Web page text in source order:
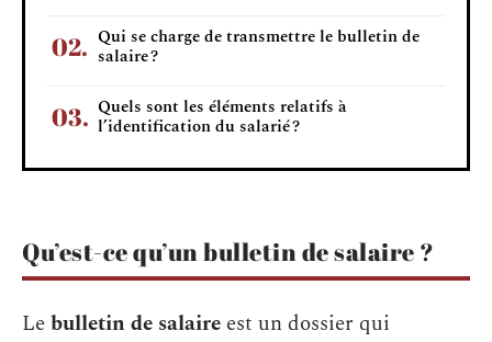
Qui se charge de transmettre le bulletin de
salaire ?
Quels sont les éléments relatifs à
l’identification du salarié ?
Qu’est-ce qu’un bulletin de salaire ?
Lebulletin de salaire est un dossier qui